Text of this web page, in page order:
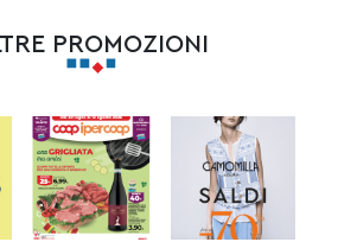
PROMOZIONI